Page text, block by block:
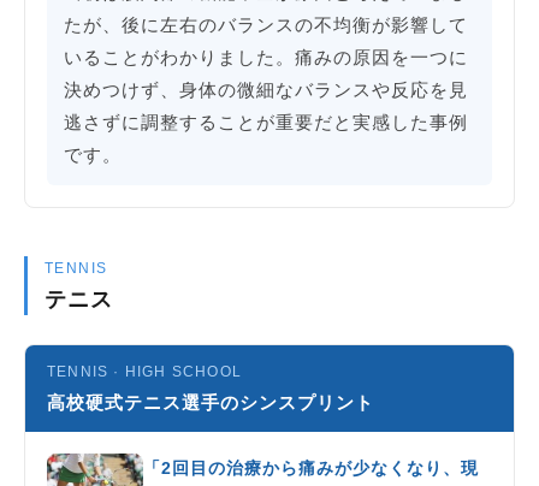
たが、後に左右のバランスの不均衡が影響して
いることがわかりました。痛みの原因を一つに
決めつけず、身体の微細なバランスや反応を見
逃さずに調整することが重要だと実感した事例
です。
TENNIS
テニス
TENNIS · HIGH SCHOOL
高校硬式テニス選手のシンスプリント
「2回目の治療から痛みが少なくなり、現